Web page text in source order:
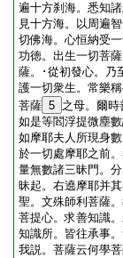
遍十方刹海。悉知
見十方海。以周遍
切佛海。心恒納受
功徳。出生一切菩
薩。･從初發心。乃
護一切衆生。常樂
菩薩 5 之母。爾
如是等閻浮提微塵
如摩耶夫人所現身
於一切處摩耶之前
量無數諸三昧門。
昧起。右遶摩耶并
聖。文殊師利菩薩
菩提心。求善知識
知識所。皆往承事
我説。菩薩云何學